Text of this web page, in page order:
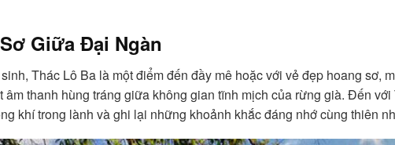
Giữa Đại Ngàn
Thác Lô Ba là một điểm đến đầy mê hoặc với vẻ đẹp hoang sơ,
âm thanh hùng tráng giữa không gian tĩnh mịch của rừng già. Đến
khí trong lành và ghi lại những khoảnh khắc đáng nhớ cùng thiên